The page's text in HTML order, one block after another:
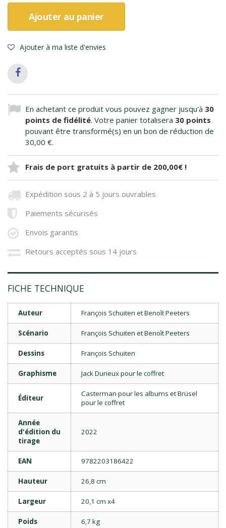
Ajouter au panier
Ajouter à ma liste d'envies
En achetant ce produit vous pouvez gagner jusqu'à 30
points de fidélité. Votre panier totalisera 30 points
pouvant être transformé(s) en un bon de réduction de
30,00 €.
Frais de port gratuits à partir de 200,00€ !
Expédition sous 2 à 5 jours ouvrables
Paiements sécurisés
Envois garantis
Retours acceptés sous 14 jours
FICHE TECHNIQUE
Auteur François Schuiten et Benoît Peeters
Scénario François Schuiten et Benoît Peeters
Dessins François Schuiten
Graphisme Jack Durieux pour le coffret
Éditeur
Casterman pour les albums et Brüsel
pour le coffret
Année
d'édition du
tirage
2022
EAN 9782203186422
Hauteur 26,8 cm
Largeur 20,1 cm x4
Poids 6,7 kg